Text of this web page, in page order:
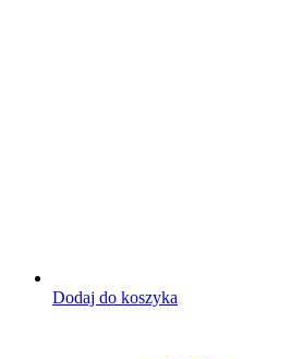
Dodaj do koszyka